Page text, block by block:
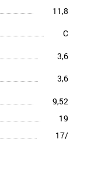
11,8
C
3,6
3,6
9,52
19
17/